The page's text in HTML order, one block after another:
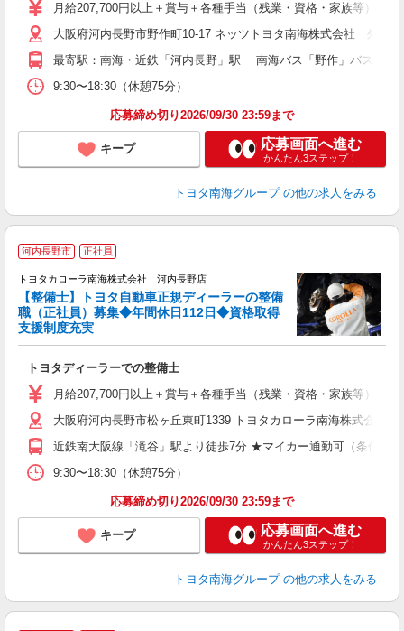
月給207,700円以上＋賞与＋各種手当（残業・資格・家族等） ※
大阪府河内長野市野作町10-17 ネッツトヨタ南海株式会社 外
最寄駅：南海・近鉄「河内長野」駅 南海バス「野作」バス停よ
9:30〜18:30（休憩75分）
応募締め切り2026/09/30 23:59まで
キープ 応募画面へ進む
かんたん3ステップ！
トヨタ南海グループ の他の求人をみる
河内長野市 正社員
トヨタカローラ南海株式会社 河内長野店
【整備士】トヨタ自動車正規ディーラーの整備
職（正社員）募集◆年間休日112日◆資格取得
支援制度充実
トヨタディーラーでの整備士
月給207,700円以上＋賞与＋各種手当（残業・資格・家族等） ※
大阪府河内長野市松ヶ丘東町1339 トヨタカローラ南海株式会
近鉄南大阪線「滝谷」駅より徒歩7分 ★マイカー通勤可（条件有）
9:30〜18:30（休憩75分）
応募締め切り2026/09/30 23:59まで
キープ 応募画面へ進む
かんたん3ステップ！
トヨタ南海グループ の他の求人をみる